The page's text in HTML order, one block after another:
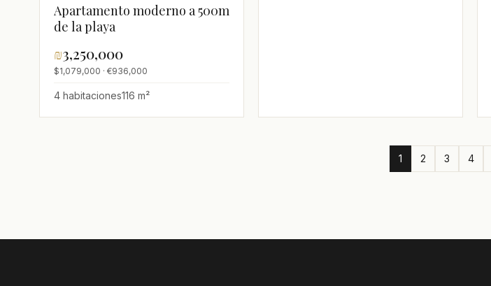
Apartamento moderno a 500m
de la playa
₪3,250,000
$1,079,000 · €936,000
4 habitaciones116 m²
1 2 3 4